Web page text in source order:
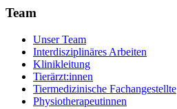
Team
Unser Team
Interdisziplinäres Arbeiten
Klinikleitung
Tierärzt:innen
Tiermedizinische Fachangestellte
Physiotherapeutinnen